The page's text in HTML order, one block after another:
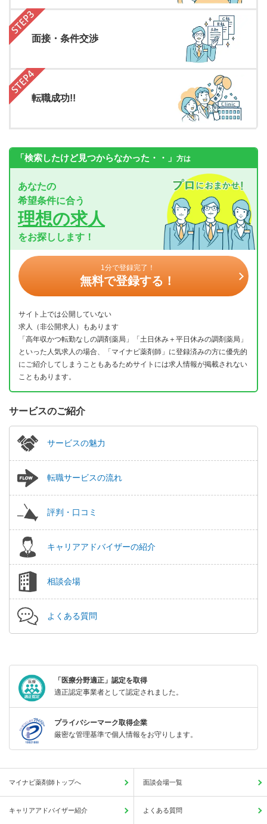
面接・条件交渉
転職成功!!
「検索したけど見つからなかった・・」 方は
あなたの
希望条件に合う
理想の求人
をお探しします！
1分で登録完了！
無料で登録する！
サイト上では公開していない
求人（非公開求人）もあります
「高年収かつ転勤なしの調剤薬局」「土日休み＋平日休みの調剤薬局」
といった人気求人の場合、「マイナビ薬剤師」に登録済みの方に優先的
にご紹介してしまうこともあるためサイトには求人情報が掲載されない
こともあります。
サービスのご紹介
サービスの魅力
転職サービスの流れ
評判・口コミ
キャリアアドバイザーの紹介
相談会場
よくある質問
「医療分野適正」認定を取得
適正認定事業者として認定されました。
プライバシーマーク取得企業
厳密な管理基準で個人情報をお守りします。
マイナビ薬剤師トップへ 面談会場一覧
キャリアアドバイザー紹介 よくある質問